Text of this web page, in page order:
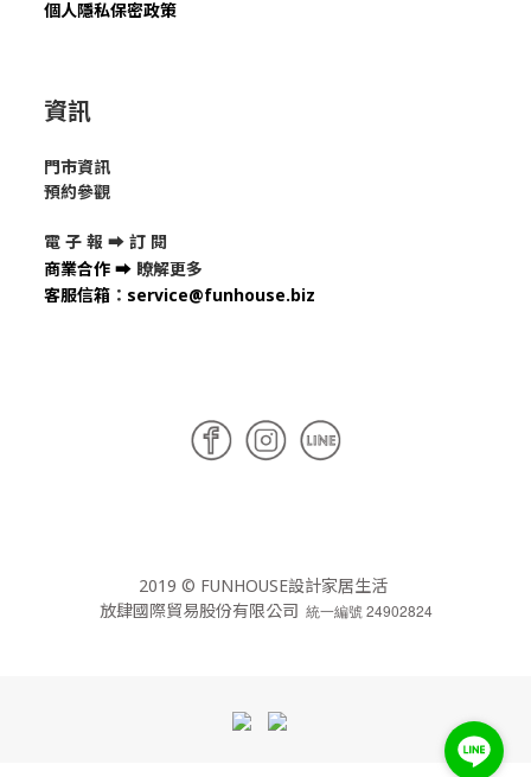
個人隱私保密政策
資訊
門市資訊
預約參觀
電 子 報 ➡ 訂 閱
商業合作 ➡ 瞭解更多
客服信箱 ： service@funhouse.biz
2019 © FUNHOUSE設計家居生活
放肆國際貿易股份有限公司 統一編號 24902824